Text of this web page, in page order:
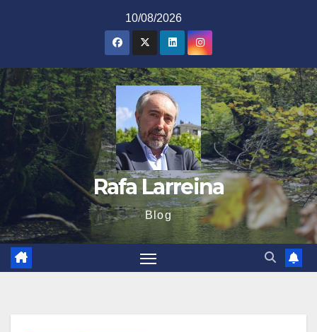
10/08/2026
Rafa Larreina
Blog